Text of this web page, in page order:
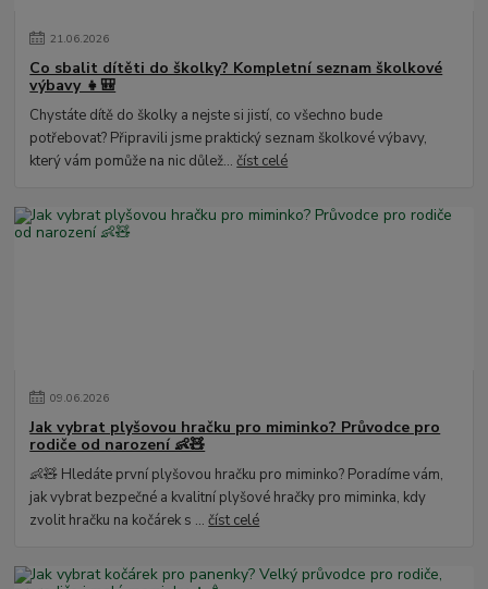
21.06.2026
Co sbalit dítěti do školky? Kompletní seznam školkové
výbavy 👧🎒
Chystáte dítě do školky a nejste si jistí, co všechno bude
potřebovat? Připravili jsme praktický seznam školkové výbavy,
který vám pomůže na nic důlež...číst celé
09.06.2026
Jak vybrat plyšovou hračku pro miminko? Průvodce pro
rodiče od narození 👶🧸
👶🧸 Hledáte první plyšovou hračku pro miminko? Poradíme vám,
jak vybrat bezpečné a kvalitní plyšové hračky pro miminka, kdy
zvolit hračku na kočárek s ...číst celé